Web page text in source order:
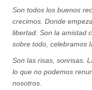
Son todos los buenos
crecimos. Donde
libertad. Son la amistad
sobre todo, celebramos
Son las risas, sonrisas.
lo que no podemos
nosotros.